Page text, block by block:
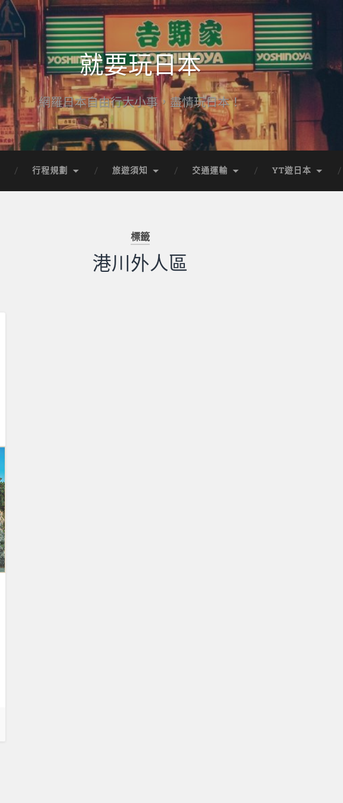
就要玩日本
網羅日本自由行大小事，盡情玩日本！
行程規劃 旅遊須知 交通運輸 YT遊日本
標籤
港川外人區